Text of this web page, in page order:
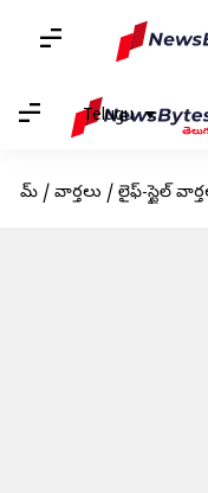
Telugu
హోమ్ / వార్తలు / లైఫ్-స్టైల్